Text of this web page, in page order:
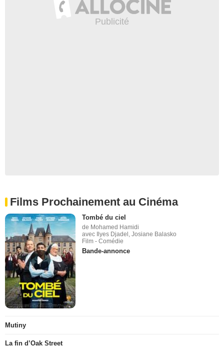
Films Prochainement au Cinéma
Tombé du ciel
de Mohamed Hamidi
avec Ilyes Djadel, Josiane Balasko
Film - Comédie
Bande-annonce
Mutiny
La fin d’Oak Street